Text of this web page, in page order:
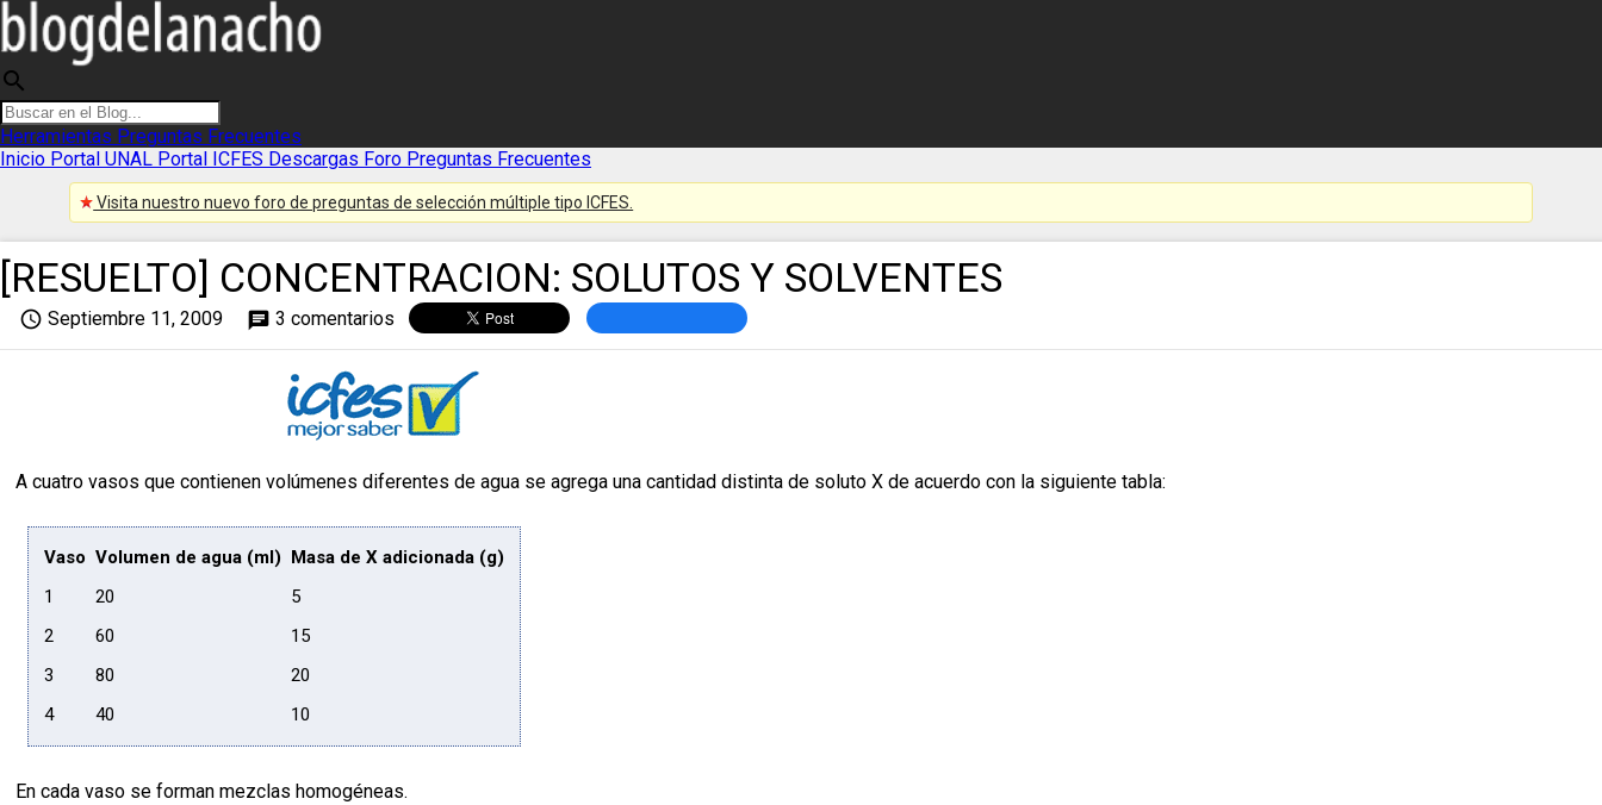
search
Herramientas Preguntas Frecuentes
Inicio Portal UNAL Portal ICFES Descargas Foro Preguntas Frecuentes
Visita nuestro nuevo foro de preguntas de selección múltiple tipo ICFES.
[RESUELTO] CONCENTRACION: SOLUTOS Y SOLVENTES
access_time Septiembre 11, 2009 chat 3 comentarios
A cuatro vasos que contienen volúmenes diferentes de agua se agrega una cantidad distinta de soluto X de acuerdo con la siguiente tabla:
Vaso Volumen de agua (ml) Masa de X adicionada (g)
1
20
5
2
60
15
3
80
20
4
40 10
En cada vaso se forman mezclas homogéneas.